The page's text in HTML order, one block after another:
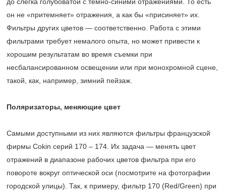
он не «притемняет» отражения, а как бы «присиняет» их.
Фильтры других цветов — соответственно. Работа с этими
фильтрами требует немалого опыта, но может привести к
хорошим результатам во время съемки при
несбалансированном освещении или при монохромной сцене,
такой, как, например, зимний пейзаж.
Поляризаторы, меняющие цвет
Самыми доступными из них являются фильтры французской
фирмы Cokin серий 170 – 174. Их задача — менять цвет
отражений в диапазоне рабочих цветов фильтра при его
повороте вокруг оптической оси (посмотрите на фотографии
городской улицы). Так, к примеру, фильтр 170 (Red/Green) при